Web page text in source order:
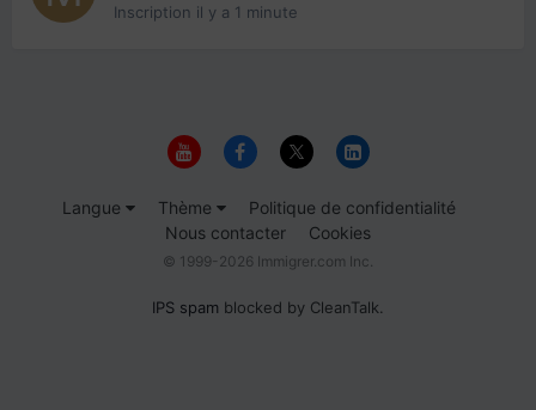
Inscription il y a 1 minute
Langue Thème
Politique de confidentialité
Nous contacter
Cookies
© 1999-2026 Immigrer.com Inc.
IPS spam blocked by CleanTalk.